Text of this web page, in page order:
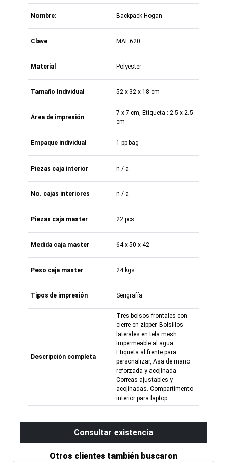
Nombre: Backpack Hogan
Clave MAL 620
Material Polyester
Tamaño Individual 52 x 32 x 18 cm
Área de impresión
7 x 7 cm, Etiqueta : 2.5 x 2.5
cm
Empaque individual 1 pp bag
Piezas caja interior n / a
No. cajas interiores n / a
Piezas caja master 22 pcs
Medida caja master 64 x 50 x 42
Peso caja master 24 kgs
Tipos de impresión Serigrafía.
Descripción completa
Tres bolsos frontales con
cierre en zipper. Bolsillos
laterales en tela mesh.
Impermeable al agua.
Etiqueta al frente para
personalizar, Asa de mano
reforzada y acojinada.
Correas ajustables y
acojinadas. Compartimento
interior para laptop.
Consultar existencia
Otros clientes también buscaron